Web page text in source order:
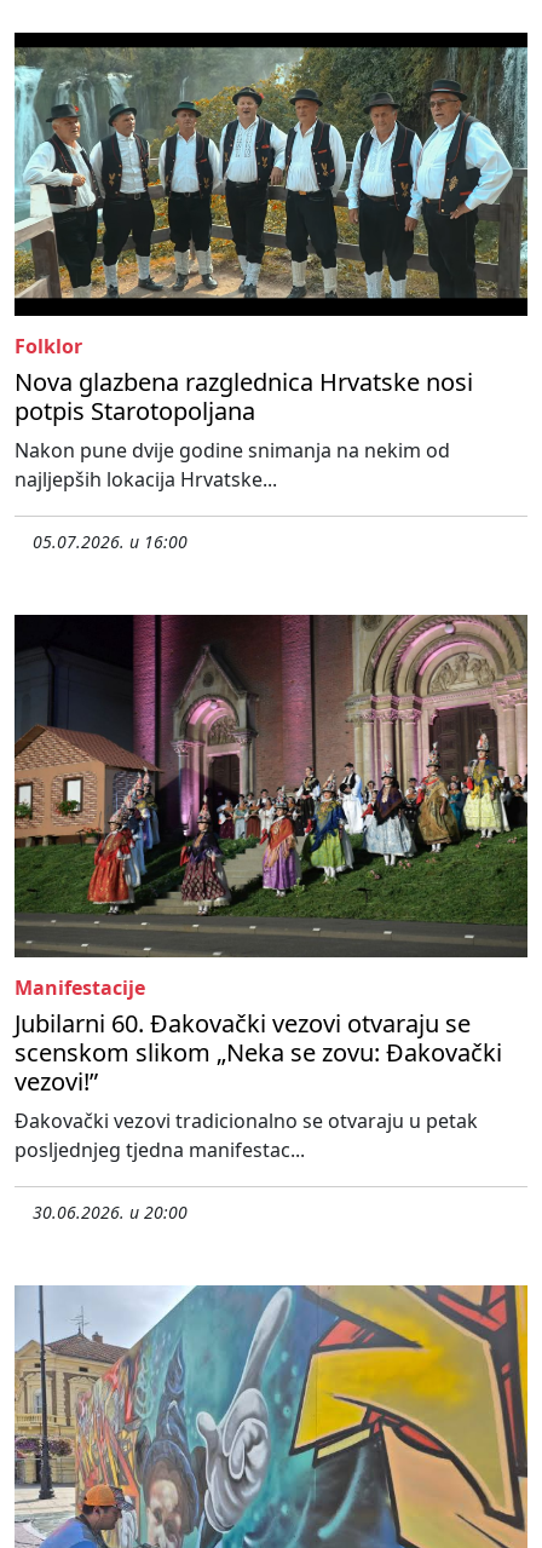
Folklor
Nova glazbena razglednica Hrvatske nosi
potpis Starotopoljana
Nakon pune dvije godine snimanja na nekim od
najljepših lokacija Hrvatske...
05.07.2026. u 16:00
Manifestacije
Jubilarni 60. Đakovački vezovi otvaraju se
scenskom slikom „Neka se zovu: Đakovački
vezovi!”
Đakovački vezovi tradicionalno se otvaraju u petak
posljednjeg tjedna manifestac...
30.06.2026. u 20:00